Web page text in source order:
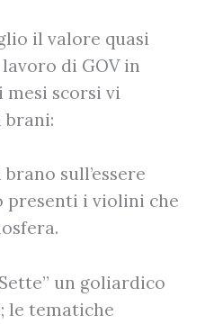
il valore quasi
di GOV in
mesi scorsi vi
brani:
sull’essere
presenti i violini che
un goliardico
le tematiche